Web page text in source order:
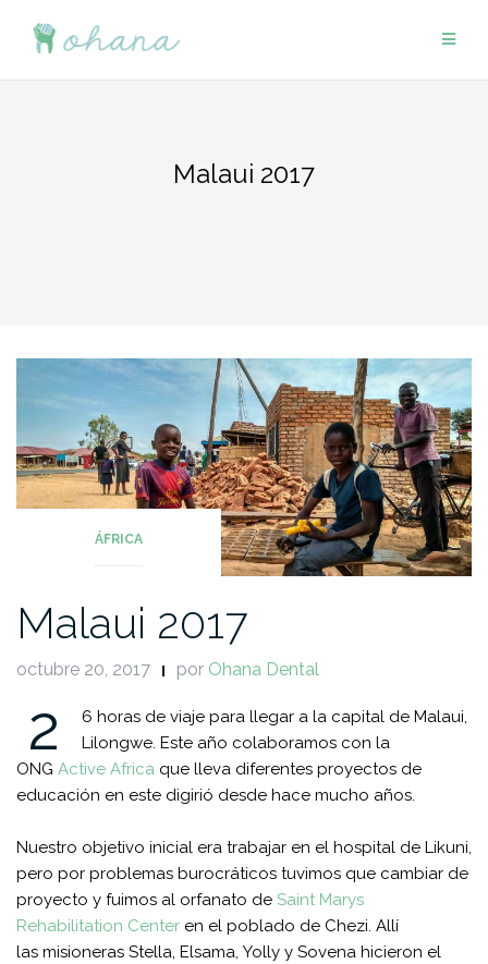
Malaui 2017
ÁFRICA
Malaui 2017
octubre 20, 2017 por Ohana Dental
2 6 horas de viaje para llegar a la capital de Malaui,
Lilongwe. Este año colaboramos con la
ONG Active Africa que lleva diferentes proyectos de
educación en este digirió desde hace mucho años.
Nuestro objetivo inicial era trabajar en el hospital de Likuni,
pero por problemas burocráticos tuvimos que cambiar de
proyecto y fuimos al orfanato de Saint Marys
Rehabilitation Center en el poblado de Chezi. Allí
las misioneras Stella, Elsama, Yolly y Sovena hicieron el